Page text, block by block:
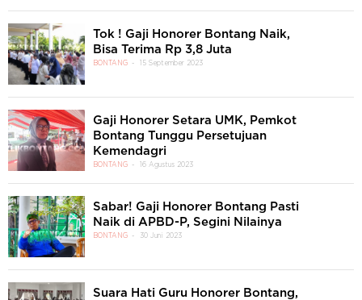
Tok ! Gaji Honorer Bontang Naik,
Bisa Terima Rp 3,8 Juta
BONTANG 15 September 2023
Gaji Honorer Setara UMK, Pemkot
Bontang Tunggu Persetujuan
Kemendagri
BONTANG 16 Agustus 2023
Sabar! Gaji Honorer Bontang Pasti
Naik di APBD-P, Segini Nilainya
BONTANG 30 Juni 2023
Suara Hati Guru Honorer Bontang,